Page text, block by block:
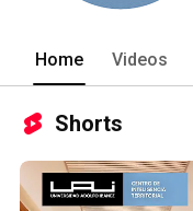
Home Videos
Shorts